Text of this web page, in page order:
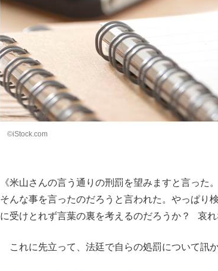
©iStock.com
《米山さんの言う通りの刑罰を望みますと言っ
そんな事を言ったのだろうと言われた。やっぱり
に受けとれず言葉の裏を考えるのだろうか？ 哀れ
これに先立って、法廷で自らの処罰について訊か